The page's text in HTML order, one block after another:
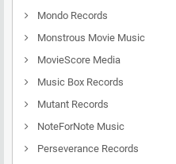
Mondo Records
Monstrous Movie Music
MovieScore Media
Music Box Records
Mutant Records
NoteForNote Music
Perseverance Records